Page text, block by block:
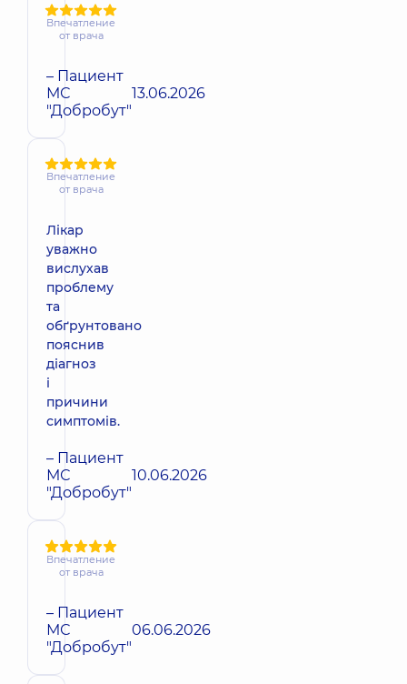
Впечатление
от врача
– Пациент
МС
"Добробут"
13.06.2026
Впечатление
от врача
Лікар
уважно
вислухав
проблему
та
обґрунтовано
пояснив
діагноз
і
причини
симптомів.
– Пациент
МС
"Добробут"
10.06.2026
Впечатление
от врача
– Пациент
МС
"Добробут"
06.06.2026